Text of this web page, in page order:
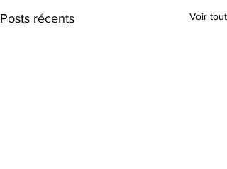
Posts récents Voir tout